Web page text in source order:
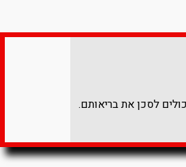
לסכן את בריאותם.